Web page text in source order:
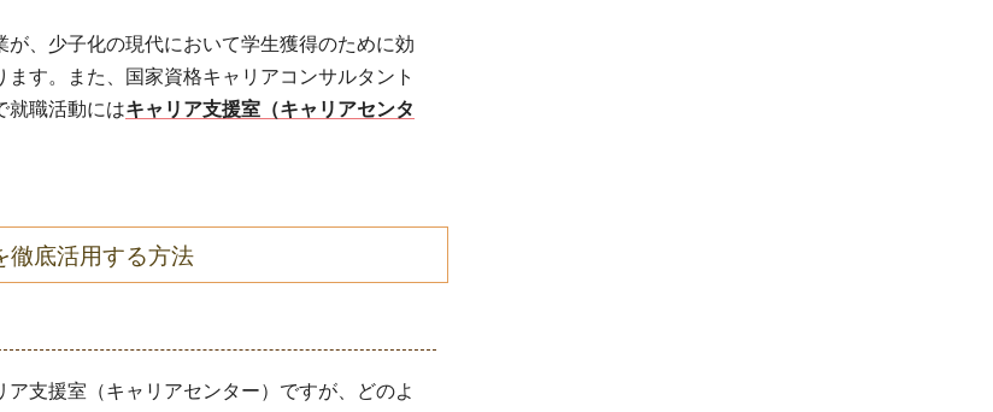
、少子化の現代において学生獲得のために効
す。また、国家資格キャリアコンサルタント
就職活動にはキャリア支援室（キャリアセンタ
徹底活用する方法
支援室（キャリアセンター）ですが、どのよ